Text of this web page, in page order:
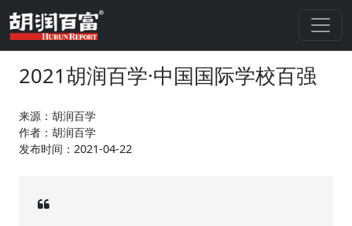
2021胡润百学·中国国际学校百强
来源：胡润百学
作者：胡润百学
发布时间：2021-04-22